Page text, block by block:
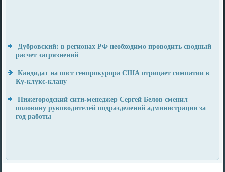
Дубровский: в регионах РФ необходимо проводить сводный
расчет загрязнений
Кандидат на пост генпрокурора США отрицает симпатии к
Ку-клукс-клану
Нижегородский сити-менеджер Сергей Белов сменил
половину руководителей подразделений администрации за
год работы